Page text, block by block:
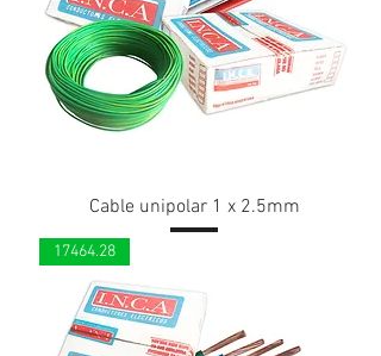
Cable unipolar 1 x 2.5mm
17464.28